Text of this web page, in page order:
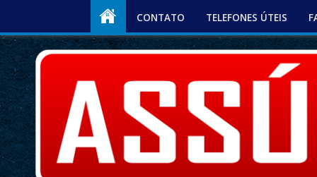
CONTATO TELEFONES ÚTEIS